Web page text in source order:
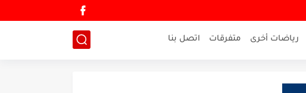
رياضات أخرى متفرقات اتصل بنا